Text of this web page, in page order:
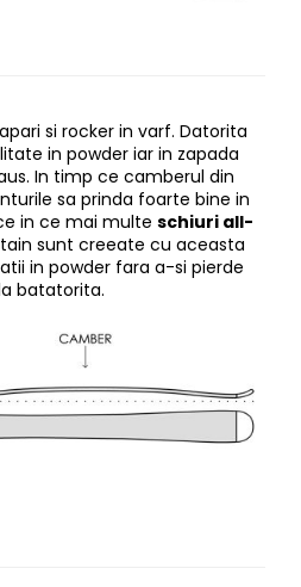
si rocker in varf. Datorita
in powder iar in zapada
In timp ce camberul din
sa prinda foarte bine in
in ce mai multe schiuri all-
sunt creeate cu aceasta
in powder fara a-si pierde
batatorita.